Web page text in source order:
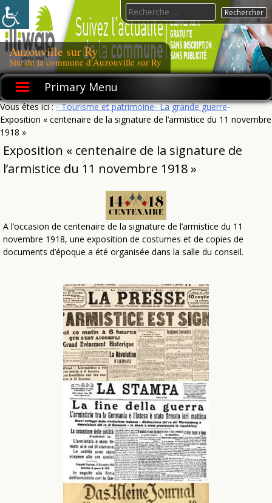
Skip
to
content
Auzouville sur Ry
Site de la commune d'Auzouville sur Ry
Primary Menu
Search
for:
Vous êtes ici :- Tourisme et patrimoine- La grande guerre-
Exposition « centenaire de la signature de l’armistice du 11 novembre
1918 »
Exposition « centenaire de la signature de
l’armistice du 11 novembre 1918 »
A l’occasion de centenaire de la signature de l’armistice du 11
novembre 1918, une exposition de costumes et de copies de
documents d’époque a été organisée dans la salle du conseil.